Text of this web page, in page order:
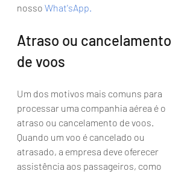
nosso What'sApp.
Atraso ou cancelamento
de voos
Um dos motivos mais comuns para
processar uma companhia aérea é o
atraso ou cancelamento de voos.
Quando um voo é cancelado ou
atrasado, a empresa deve oferecer
assistência aos passageiros, como